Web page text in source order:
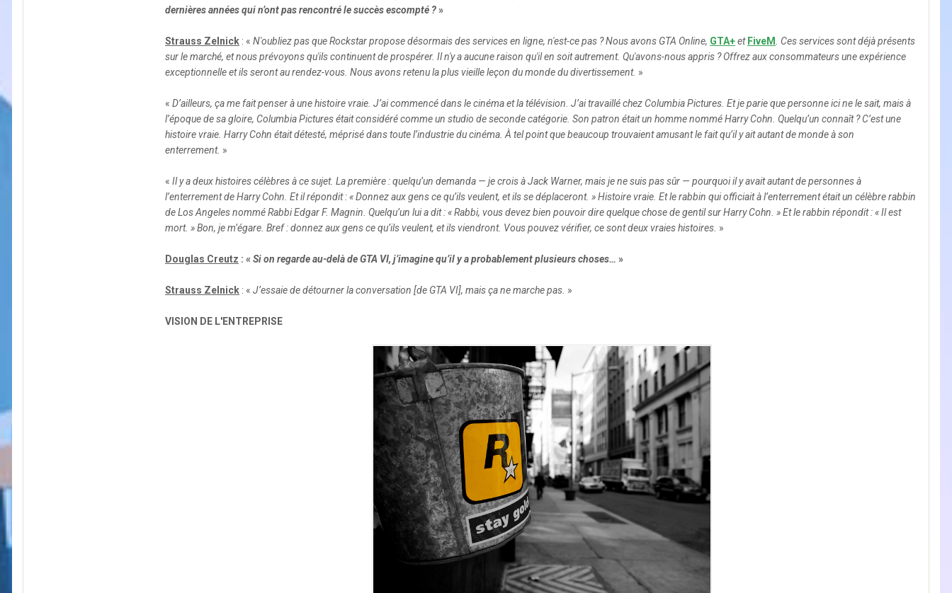
dernières années qui n’ont pas rencontré le succès escompté ?»
Strauss Zelnick : « N'oubliez pas que Rockstar propose désormais des services en ligne, n'est-ce pas ? Nous avons GTA Online, GTA+et FiveM
. Ces services sont déjà présents
sur le marché, et nous prévoyons qu'ils continuent de prospérer. Il n'y a aucune raison qu'il en soit autrement. Qu'avons-nous appris ? Offrez aux consommateurs une expérience
exceptionnelle et ils seront au rendez-vous. Nous avons retenu la plus vieille leçon du monde du divertissement. »
« D’ailleurs, ça me fait penser à une histoire vraie. J’ai commencé dans le cinéma et la télévision. J’ai travaillé chez Columbia Pictures. Et je parie que personne ici ne le sait, mais à
l’époque de sa gloire, Columbia Pictures était considéré comme un studio de seconde catégorie. Son patron était un homme nommé Harry Cohn. Quelqu’un connaît ? C’est une
histoire vraie. Harry Cohn était détesté, méprisé dans toute l’industrie du cinéma. À tel point que beaucoup trouvaient amusant le fait qu’il y ait autant de monde à son
enterrement. »
« Il y a deux histoires célèbres à ce sujet. La première : quelqu’un demanda — je crois à Jack Warner, mais je ne suis pas sûr — pourquoi il y avait autant de personnes à
l’enterrement de Harry Cohn. Et il répondit : « Donnez aux gens ce qu’ils veulent, et ils se déplaceront. » Histoire vraie. Et le rabbin qui officiait à l’enterrement était un célèbre rabbin
de Los Angeles nommé Rabbi Edgar F. Magnin. Quelqu’un lui a dit : « Rabbi, vous devez bien pouvoir dire quelque chose de gentil sur Harry Cohn. » Et le rabbin répondit : « Il est
mort. » Bon, je m’égare. Bref : donnez aux gens ce qu’ils veulent, et ils viendront. Vous pouvez vérifier, ce sont deux vraies histoires. »
Douglas Creutz : « Si on regarde au-delà de GTA VI, j’imagine qu’il y a probablement plusieurs choses… »
Strauss Zelnick : « J’essaie de détourner la conversation [de GTA VI], mais ça ne marche pas. »
VISION DE L'ENTREPRISE